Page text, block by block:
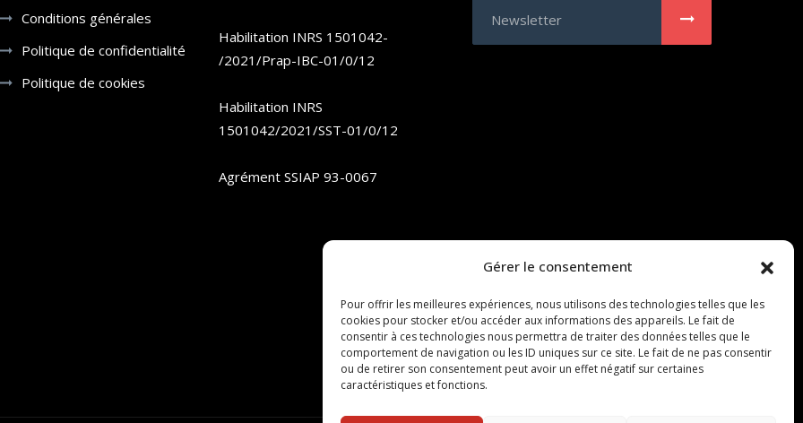
Gérer le consentement
Pour offrir les meilleures expériences, nous utilisons des technologies telles que les
cookies pour stocker et/ou accéder aux informations des appareils. Le fait de
consentir à ces technologies nous permettra de traiter des données telles que le
comportement de navigation ou les ID uniques sur ce site. Le fait de ne pas consentir
ou de retirer son consentement peut avoir un effet négatif sur certaines
caractéristiques et fonctions.
Conditions générales
Politique de confidentialité
Politique de cookies
Habilitation INRS 1501042-
/2021/Prap-IBC-01/0/12
Habilitation INRS
1501042/2021/SST-01/0/12
Agrément SSIAP 93-0067